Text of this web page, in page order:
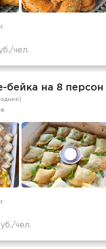
чел.
бейка на 8 персон
чел.